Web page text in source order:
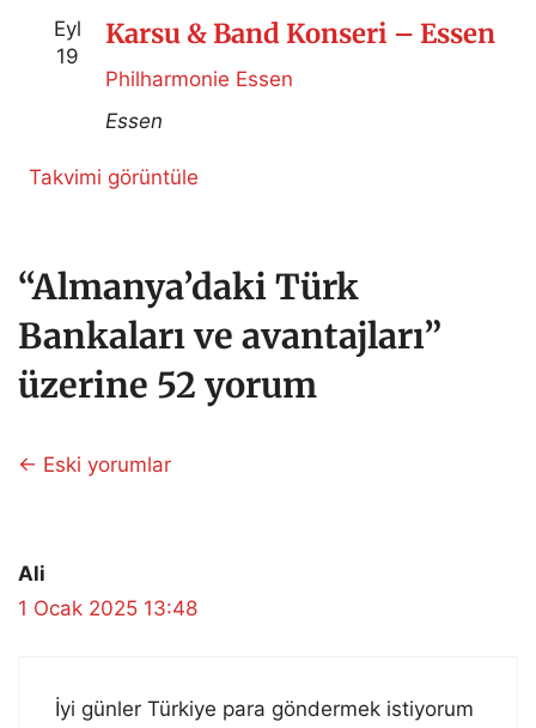
Eyl
19
Karsu & Band Konseri – Essen
Philharmonie Essen
Essen
Takvimi görüntüle
“Almanya’daki Türk
Bankaları ve avantajları”
üzerine 52 yorum
Yorum
← Eski yorumlar
Ali
1 Ocak 2025 13:48
İyi günler Türkiye para göndermek istiyorum